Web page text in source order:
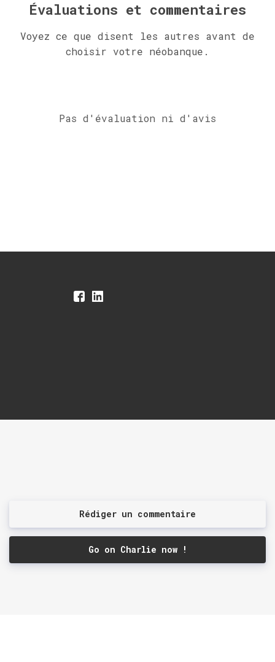
Évaluations et commentaires
Voyez ce que disent les autres avant de
choisir votre néobanque.
Pas d'évaluation ni d'avis
Rédiger un commentaire
Go on Charlie now !